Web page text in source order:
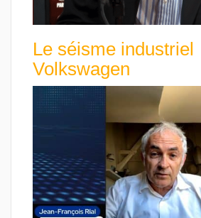
Le séisme industriel
Volkswagen